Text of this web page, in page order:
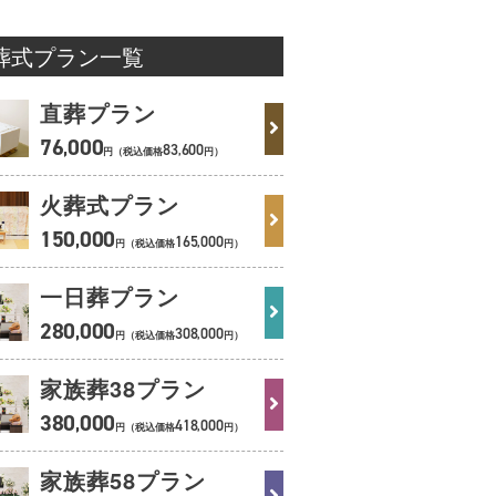
式プラン一覧
直葬プラン
76,000円（税込価格83,600円）
火葬式プラン
150,000円（税込価格165,000円）
一日葬プラン
280,000円（税込価格308,000円）
家族葬38プラン
380,000円（税込価格418,000円）
家族葬58プラン